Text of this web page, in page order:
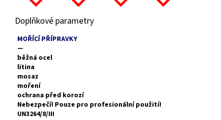
Doplňkové parametry
MOŘÍCÍ PŘÍPRAVKY
—
běžná ocel
litina
mosaz
moření
ochrana před korozí
Nebezpečí! Pouze pro profesionální použití!
UN3264/8/III